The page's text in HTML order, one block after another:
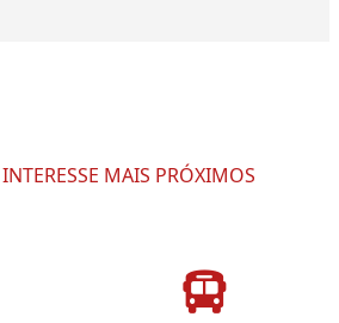
MAIS PRÓXIMOS